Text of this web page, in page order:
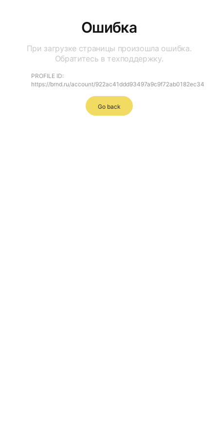
Ошибка
При загрузке страницы произошла ошибка.
Обратитесь в техподдержку.
PROFILE ID:
https://brnd.ru/account/922ac41ddd93497a9c9f72ab0182ec34
Go back